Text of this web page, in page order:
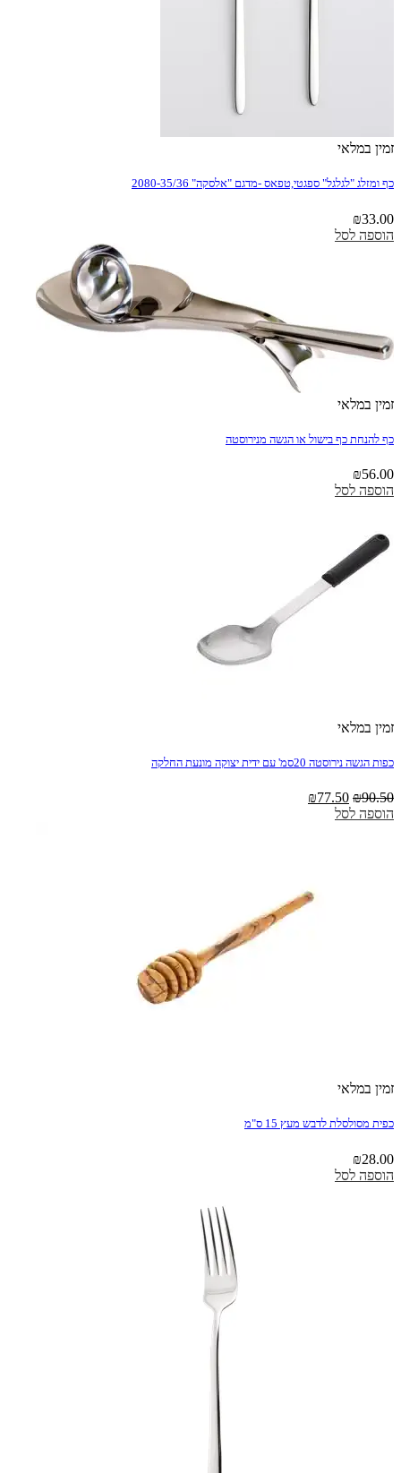
זמין במלאי
כף ומזלג "לגלגל" ספגטי,טפאס -מדגם "אלסקה" 2080-35/36
₪33.00
הוספה לסל
זמין במלאי
כף להנחת כף בישול או הגשה מנירוסטה
₪56.00
הוספה לסל
זמין במלאי
כפות הגשה נירוסטה 20סמ' עם ידית יצוקה מונעת החלקה
₪90.50
המחיר
המקורי
₪77.50
הוספה לסל
זמין במלאי
כפית מסולסלת לדבש מעץ 15 ס"מ
₪28.00
הוספה לסל